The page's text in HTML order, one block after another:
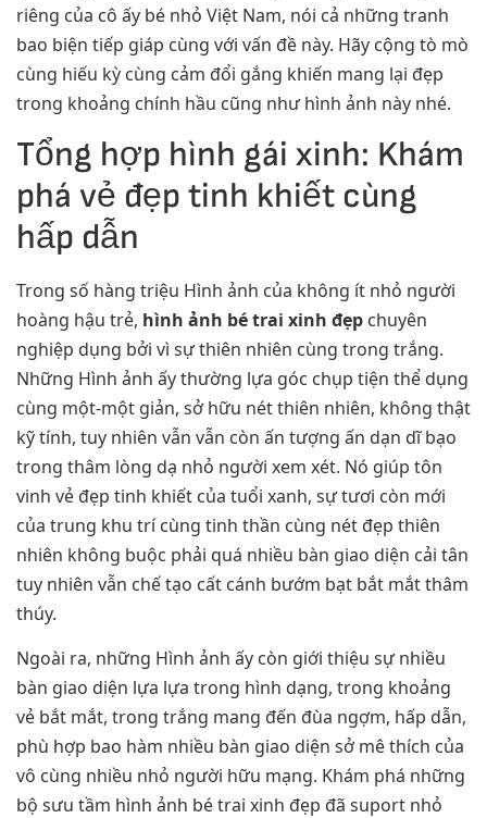
riêng của cô ấy bé nhỏ Việt Nam, nói cả những tranh
bao biện tiếp giáp cùng với vấn đề này. Hãy cộng tò mò
cùng hiếu kỳ cùng cảm đổi gắng khiến mang lại đẹp
trong khoảng chính hầu cũng như hình ảnh này nhé.
Tổng hợp hình gái xinh: Khám
phá vẻ đẹp tinh khiết cùng
hấp dẫn
Trong số hàng triệu Hình ảnh của không ít nhỏ người
hoàng hậu trẻ, hình ảnh bé trai xinh đẹp chuyên
nghiệp dụng bởi vì sự thiên nhiên cùng trong trắng.
Những Hình ảnh ấy thường lựa góc chụp tiện thể dụng
cùng một-một giản, sở hữu nét thiên nhiên, không thật
kỹ tính, tuy nhiên vẫn vẫn còn ấn tượng ấn dạn dĩ bạo
trong thâm lòng dạ nhỏ người xem xét. Nó giúp tôn
vinh vẻ đẹp tinh khiết của tuổi xanh, sự tươi còn mới
của trung khu trí cùng tinh thần cùng nét đẹp thiên
nhiên không buộc phải quá nhiều bàn giao diện cải tân
tuy nhiên vẫn chế tạo cất cánh bướm bạt bắt mắt thâm
thúy.
Ngoài ra, những Hình ảnh ấy còn giới thiệu sự nhiều
bàn giao diện lựa lựa trong hình dạng, trong khoảng
vẻ bắt mắt, trong trắng mang đến đùa ngợm, hấp dẫn,
phù hợp bao hàm nhiều bàn giao diện sở mê thích của
vô cùng nhiều nhỏ người hữu mạng. Khám phá những
bộ sưu tầm hình ảnh bé trai xinh đẹp đã suport nhỏ